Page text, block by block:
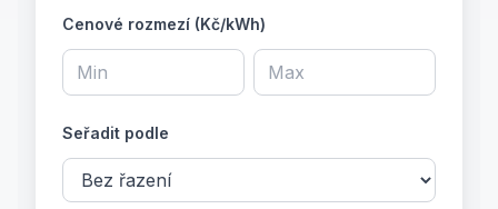
Cenové rozmezí (Kč/kWh)
Seřadit podle